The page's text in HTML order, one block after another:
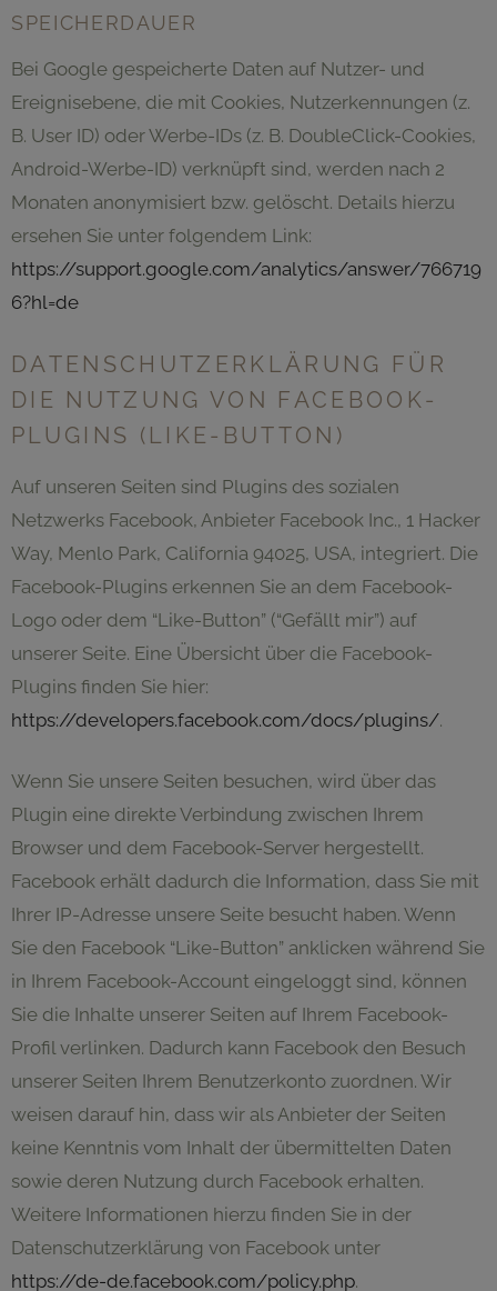
SPEICHERDAUER
Bei Google gespeicherte Daten auf Nutzer- und
Ereignisebene, die mit Cookies, Nutzerkennungen (z.
B. User ID) oder Werbe-IDs (z. B. DoubleClick-Cookies,
Android-Werbe-ID) verknüpft sind, werden nach 2
Monaten anonymisiert bzw. gelöscht. Details hierzu
ersehen Sie unter folgendem Link:
https://support.google.com/analytics/answer/766719
6?hl=de
DATENSCHUTZERKLÄRUNG FÜR
DIE NUTZUNG VON FACEBOOK-
PLUGINS (LIKE-BUTTON)
Auf unseren Seiten sind Plugins des sozialen
Netzwerks Facebook, Anbieter Facebook Inc., 1 Hacker
Way, Menlo Park, California 94025, USA, integriert. Die
Facebook-Plugins erkennen Sie an dem Facebook-
Logo oder dem “Like-Button” (“Gefällt mir”) auf
unserer Seite. Eine Übersicht über die Facebook-
Plugins finden Sie hier:
https://developers.facebook.com/docs/plugins/.
Wenn Sie unsere Seiten besuchen, wird über das
Plugin eine direkte Verbindung zwischen Ihrem
Browser und dem Facebook-Server hergestellt.
Facebook erhält dadurch die Information, dass Sie mit
Ihrer IP-Adresse unsere Seite besucht haben. Wenn
Sie den Facebook “Like-Button” anklicken während Sie
in Ihrem Facebook-Account eingeloggt sind, können
Sie die Inhalte unserer Seiten auf Ihrem Facebook-
Profil verlinken. Dadurch kann Facebook den Besuch
unserer Seiten Ihrem Benutzerkonto zuordnen. Wir
weisen darauf hin, dass wir als Anbieter der Seiten
keine Kenntnis vom Inhalt der übermittelten Daten
sowie deren Nutzung durch Facebook erhalten.
Weitere Informationen hierzu finden Sie in der
Datenschutzerklärung von Facebook unter
https://de-de.facebook.com/policy.php.